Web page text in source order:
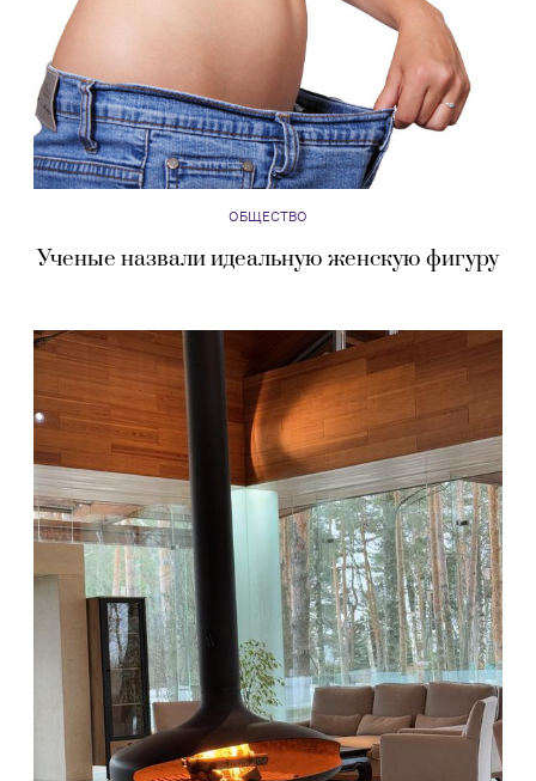
ОБЩЕСТВО
Ученые назвали идеальную женскую фигуру